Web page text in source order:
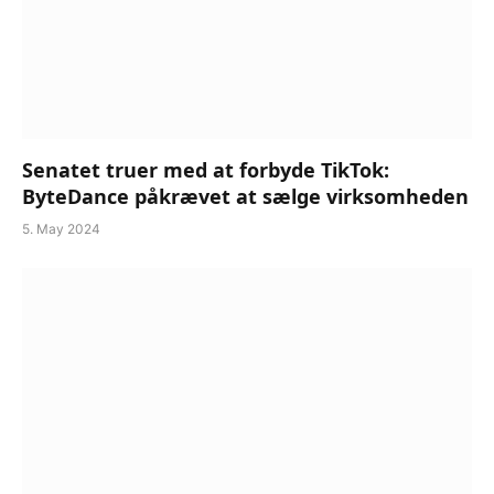
Senatet truer med at forbyde TikTok:
ByteDance påkrævet at sælge virksomheden
5. May 2024